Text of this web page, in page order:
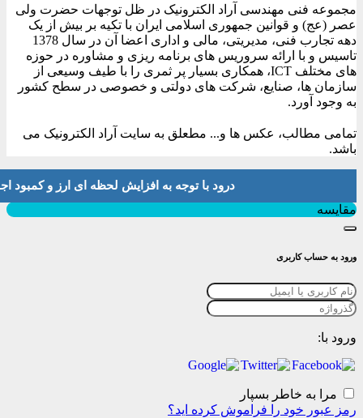
مجموعه فنی مهندسی آراد الکترونیک در ظل توجهات حضرت ولی
عصر (عج) و قوانین جمهوری اسلامی ایران با تکیه بر بیش از یک
دهه تجارب فنی، مدیریتی، مالی و اداری اعضا آن در سال 1378
تاسیس و با ارائه سروریس های برنامه ریزی و مشاوره در حوزه
های مختلف ICT، همکاری بسیار پر ثمری را با طیف وسیعی از
سازمان ها، صنایع، شرکت های دولتی و خصوصی در سطح کشور
به وجود آورد.
تمامی مطالب، عکس ها و... مطعلق به سایت آراد الکترونیک می
باشد.
درود با توجه به افزایش لحظه ای ارز و کمبود اجناس لطفا موجودی
مقایسه
ورود به حساب کاربری
ورود با:
مرا به خاطر بسپار
رمز عبور خود را فراموش کرده اید؟